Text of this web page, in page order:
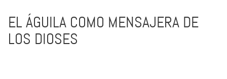
EL ÁGUILA COMO MENSAJERA DE
LOS DIOSES